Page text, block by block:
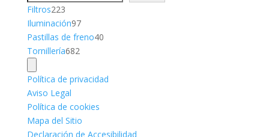
Filtros223223
productos
Iluminación9797
productos
Pastillas de freno4040
Tornillería682682
Política de privacidad
Aviso Legal
Política de cookies
Mapa del Sitio
Declaración de Accesibilidad